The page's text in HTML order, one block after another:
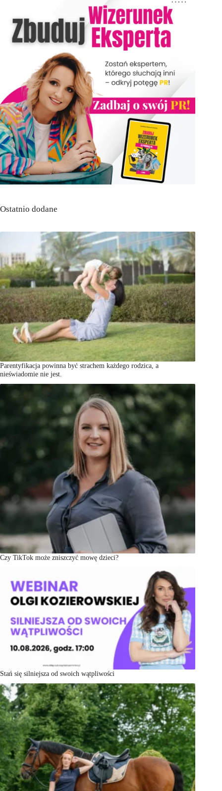
Ostatnio dodane
Parentyfikacja powinna być strachem każdego rodzica, a
nieświadomie nie jest.
Czy TikTok może zniszczyć mowę dzieci?
Stań się silniejsza od swoich wątpliwości